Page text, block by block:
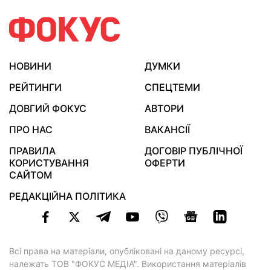
НОВИНИ
ДУМКИ
РЕЙТИНГИ
СПЕЦТЕМИ
ДОВГИЙ ФОКУС
АВТОРИ
ПРО НАС
ВАКАНСІЇ
ПРАВИЛА
КОРИСТУВАННЯ
САЙТОМ
ДОГОВІР ПУБЛІЧНОЇ
ОФЕРТИ
РЕДАКЦІЙНА ПОЛІТИКА
Всі права на матеріали, опубліковані на даному ресурсі,
належать ТОВ "ФОКУС МЕДІА". Використання матеріалів